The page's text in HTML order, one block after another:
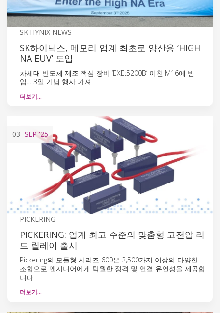
SK HYNIX NEWS
SK하이닉스, 메모리 업계 최초로 양산용 ‘HIGH
NA EUV’ 도입
차세대 반도체 제조 핵심 장비 ‘EXE:5200B’ 이천 M16에 반
입… 3일 기념 행사 가져.
더보기…
03 SEP'25
PICKERING
PICKERING: 업계 최고 수준의 맞춤형 고전압 리
드 릴레이 출시
Pickering의 모듈형 시리즈 600은 2,500가지 이상의 다양한
조합으로 엔지니어에게 탁월한 정격 및 연결 유연성을 제공합
니다.
더보기…